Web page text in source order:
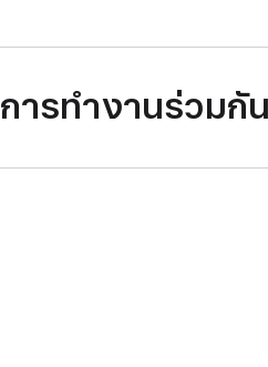
การทำงานร่วมกัน